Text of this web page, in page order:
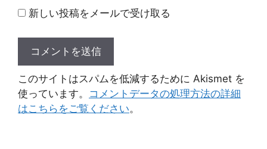
新しい投稿をメールで受け取る
このサイトはスパムを低減するために Akismet を
使っています。 コメントデータの処理方法の詳細
はこちらをご覧ください。